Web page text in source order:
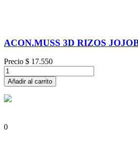
ACON.MUSS 3D RIZOS
Precio $ 17.550
Añadir al carrito
0